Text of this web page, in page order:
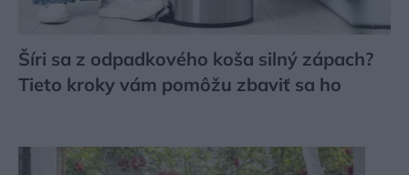
Šíri sa z odpadkového koša silný zápach?
Tieto kroky vám pomôžu zbaviť sa ho